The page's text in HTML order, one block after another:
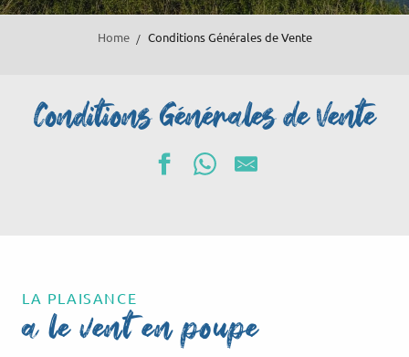
Home Conditions Générales de Vente
Conditions Générales de Vente
LA PLAISANCE
a le vent en poupe